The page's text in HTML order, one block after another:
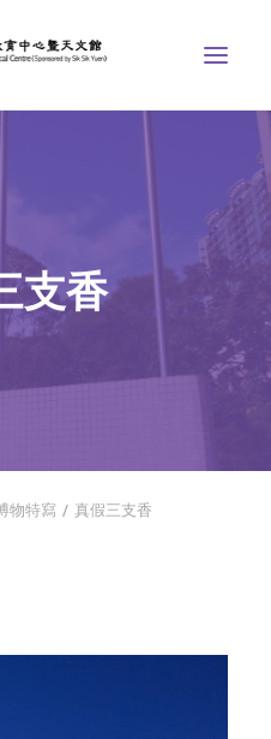
支香
物特寫 真假三支香